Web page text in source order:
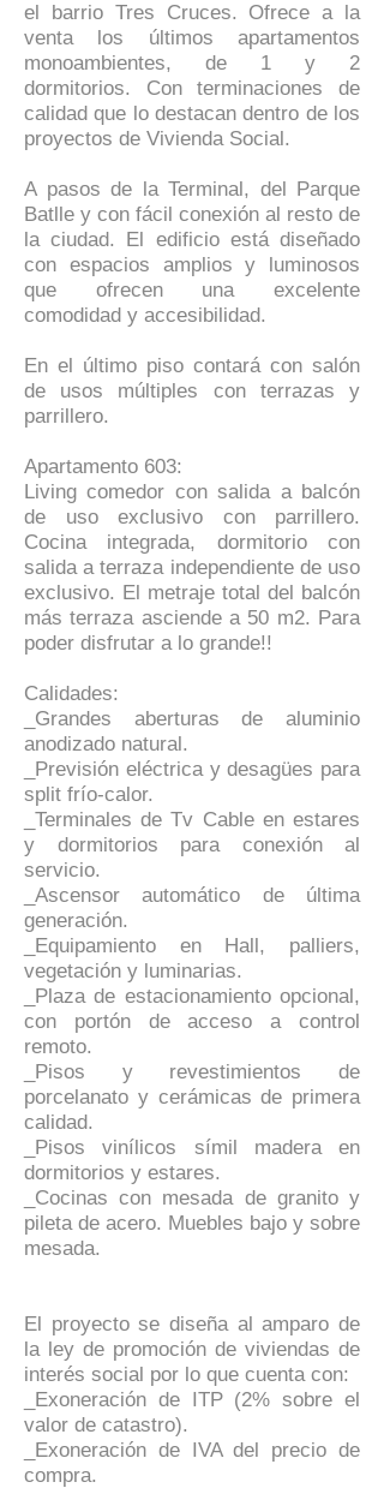
el barrio Tres Cruces. Ofrece a la
venta los últimos apartamentos
monoambientes, de 1 y 2
dormitorios. Con terminaciones de
calidad que lo destacan dentro de los
proyectos de Vivienda Social.
A pasos de la Terminal, del Parque
Batlle y con fácil conexión al resto de
la ciudad. El edificio está diseñado
con espacios amplios y luminosos
que ofrecen una excelente
comodidad y accesibilidad.
En el último piso contará con salón
de usos múltiples con terrazas y
parrillero.
Apartamento 603:
Living comedor con salida a balcón
de uso exclusivo con parrillero.
Cocina integrada, dormitorio con
salida a terraza independiente de uso
exclusivo. El metraje total del balcón
más terraza asciende a 50 m2. Para
poder disfrutar a lo grande!!
Calidades:
_Grandes aberturas de aluminio
anodizado natural.
_Previsión eléctrica y desagües para
split frío-calor.
_Terminales de Tv Cable en estares
y dormitorios para conexión al
servicio.
_Ascensor automático de última
generación.
_Equipamiento en Hall, palliers,
vegetación y luminarias.
_Plaza de estacionamiento opcional,
con portón de acceso a control
remoto.
_Pisos y revestimientos de
porcelanato y cerámicas de primera
calidad.
_Pisos vinílicos símil madera en
dormitorios y estares.
_Cocinas con mesada de granito y
pileta de acero. Muebles bajo y sobre
mesada.
El proyecto se diseña al amparo de
la ley de promoción de viviendas de
interés social por lo que cuenta con:
_Exoneración de ITP (2% sobre el
valor de catastro).
_Exoneración de IVA del precio de
compra.